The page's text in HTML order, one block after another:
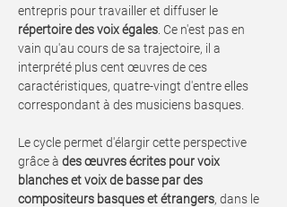
entrepris pour travailler et diffuser le
répertoire des voix égales . Ce n'est pas en
vain qu'au cours de sa trajectoire, il a
interprété plus cent œuvres de ces
caractéristiques, quatre-vingt d'entre elles
correspondant à des musiciens basques.
Le cycle permet d'élargir cette perspective
grâce à des œuvres écrites pour voix
blanches et voix de basse par des
compositeurs basques et étrangers, dans le